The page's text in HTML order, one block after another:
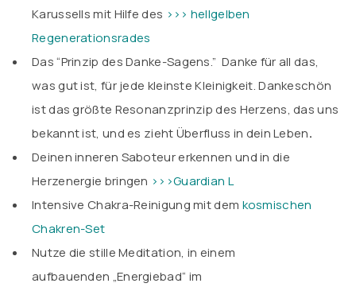
Karussells mit Hilfe des >>> hellgelben
Regenerationsrades
Das “Prinzip des Danke-Sagens.” Danke für all das,
was gut ist, für jede kleinste Kleinigkeit. Dankeschön
ist das größte Resonanzprinzip des Herzens, das uns
bekannt ist, und es zieht Überfluss in dein Leben.
Deinen inneren Saboteur erkennen und in die
Herzenergie bringen >>>Guardian L
Intensive Chakra-Reinigung mit dem kosmischen
Chakren-Set
Nutze die stille Meditation, in einem
aufbauenden „Energiebad“ im